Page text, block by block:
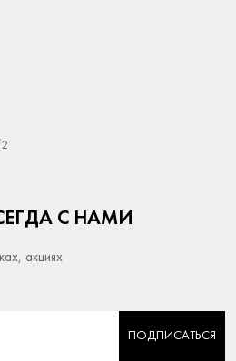
С НАМИ
акциях
ПОДПИСАТЬСЯ